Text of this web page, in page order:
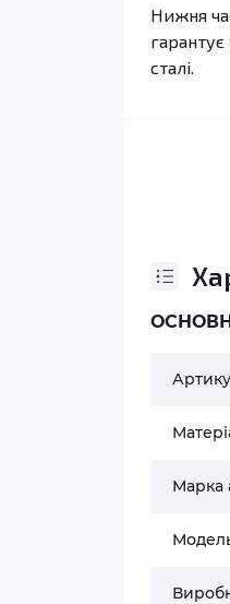
Нижня
сталі.
Марка